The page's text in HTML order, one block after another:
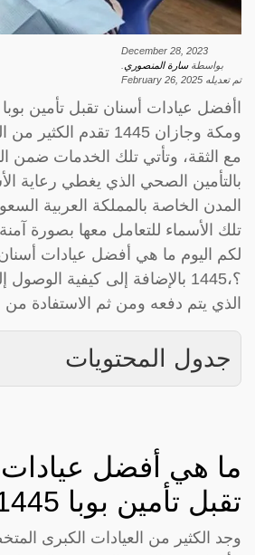
December 28, 2023
بواسطةسارة المنصوري
تم تعديله February 26, 2025
اأفضل عيادات أسنان تقبل تأمين
ومكة وجازان 1445 تقدم
مع الثقة، وتأتي تلك الخدمات ضمن
بالتأمين الصحي الذي يغطي رعاية
المدن الخاصة بالمملكة العربية
تلك الأسماء للتعامل معها بصورة
لكم اليوم ما هي أفضل عيادات أسنان
؟،1445 بالإضافة إلى كيفية
الذي يتم دفعه ومن ثم الاستفادة من
جدول المحتويات
ما هي أفضل
تقبل تأمين بوبا 1445؟
وجد الكثير من العيادات الكبرى